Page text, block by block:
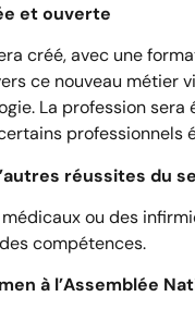
et ouverte
créé, avec une
ce nouveau métier
La profession
professionnels
réussites du
ou des
compétences.
à l’Assemblée